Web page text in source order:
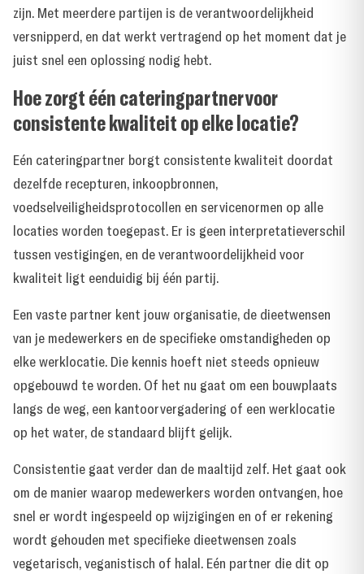
zijn. Met meerdere partijen is de verantwoordelijkheid
versnipperd, en dat werkt vertragend op het moment dat je
juist snel een oplossing nodig hebt.
Hoe zorgt één cateringpartner voor
consistente kwaliteit op elke locatie?
Eén cateringpartner borgt consistente kwaliteit doordat
dezelfde recepturen, inkoopbronnen,
voedselveiligheidsprotocollen en servicenormen op alle
locaties worden toegepast. Er is geen interpretatieverschil
tussen vestigingen, en de verantwoordelijkheid voor
kwaliteit ligt eenduidig bij één partij.
Een vaste partner kent jouw organisatie, de dieetwensen
van je medewerkers en de specifieke omstandigheden op
elke werklocatie. Die kennis hoeft niet steeds opnieuw
opgebouwd te worden. Of het nu gaat om een bouwplaats
langs de weg, een kantoorvergadering of een werklocatie
op het water, de standaard blijft gelijk.
Consistentie gaat verder dan de maaltijd zelf. Het gaat ook
om de manier waarop medewerkers worden ontvangen, hoe
snel er wordt ingespeeld op wijzigingen en of er rekening
wordt gehouden met specifieke dieetwensen zoals
vegetarisch, veganistisch of halal. Eén partner die dit op